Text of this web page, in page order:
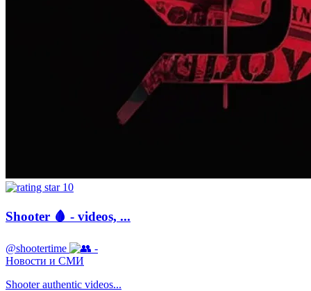
10
Shooter 🩸 - videos, ...
@shootertime
-
Новости и СМИ
Shooter authentic videos...